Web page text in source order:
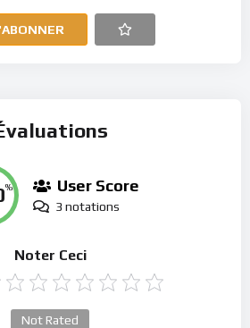
% User Score
3 notations
Noter Ceci
Not Rated